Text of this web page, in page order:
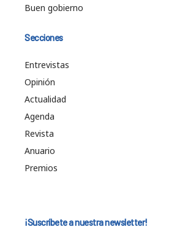
Buen gobierno
Secciones
Entrevistas
Opinión
Actualidad
Agenda
Revista
Anuario
Premios
¡Suscríbete a nuestra newsletter!